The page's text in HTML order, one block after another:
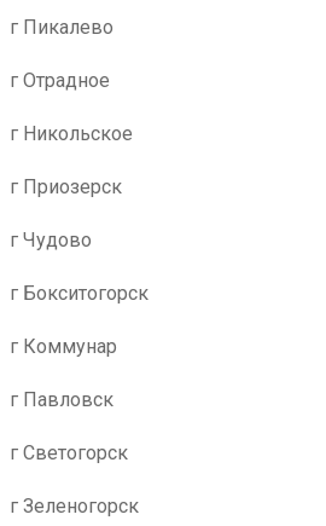
г Пикалево
г Отрадное
г Никольское
г Приозерск
г Чудово
г Бокситогорск
г Коммунар
г Павловск
г Светогорск
г Зеленогорск